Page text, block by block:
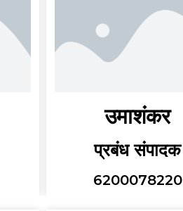
उमाशंकर
प्रबंध संपादक
6200078220